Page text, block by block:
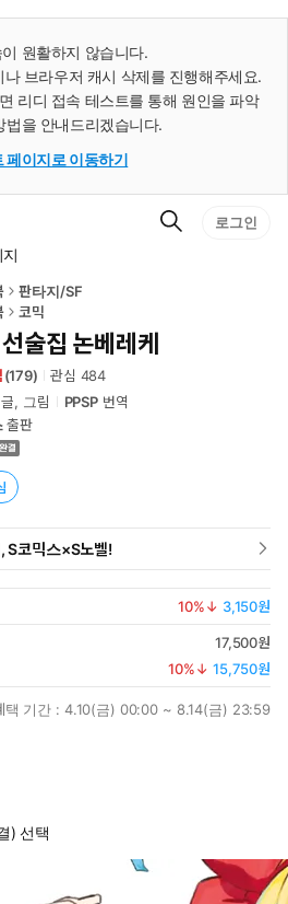
원활하지 않습니다.
브라우저 캐시 삭제를 진행해주세요.
리디 접속 테스트를 통해 원인을 파악
법을 안내드리겠습니다.
페이지로 이동하기
검
로그인
판타지/SF
코믹
술집 논베레케
(179) 관심 484
글, 그림 PPSP 번역
출판
S코믹스×S노벨!
10%↓ 3,150원
17,500원
10%↓ 15,750원
택 기간 : 4.10(금) 00:00 ~ 8.14(금) 23:59
) 선택